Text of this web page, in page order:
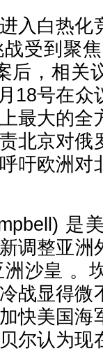
入白热化
受到聚
后，相关
18号在
最大的全
北京对俄
吁欧洲对
是
调整亚洲
沙皇 。
战显得微
快美国海
尔认为现